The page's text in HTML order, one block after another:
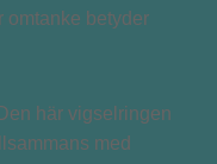
omtanke betyder